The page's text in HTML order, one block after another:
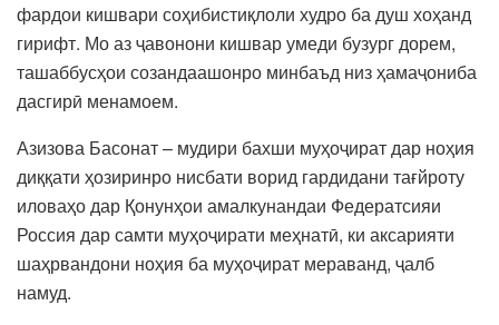
фардои кишвари соҳибистиқлоли худро ба душ хоҳанд
гирифт. Мо аз ҷавонони кишвар умеди бузург дорем,
ташаббусҳои созандаашонро минбаъд низ ҳамаҷониба
дасгирӣ менамоем.
Азизова Басонат – мудири бахши муҳоҷират дар ноҳия
диққати ҳозиринро нисбати ворид гардидани тағйроту
иловаҳо дар Қонунҳои амалкунандаи Федератсияи
Россия дар самти муҳоҷирати меҳнатӣ, ки аксарияти
шаҳрвандони ноҳия ба муҳоҷират мераванд, ҷалб
намуд.